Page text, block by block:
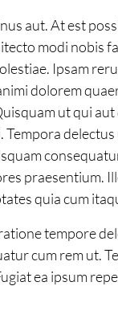
aut. At est
modi nobis
Ipsam
dolorem
ut qui
praesentium.
quia cum
tempore
cum rem ut.
ea ipsum